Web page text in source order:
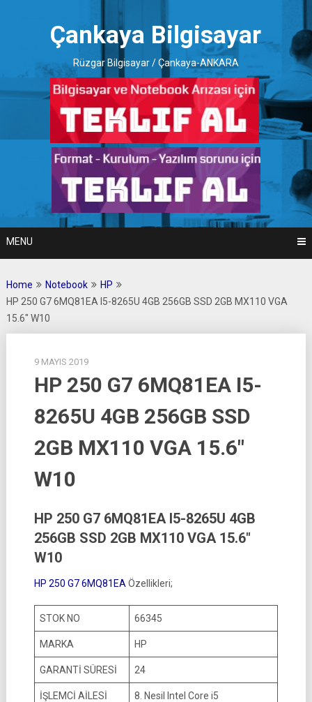
Çankaya Bilgisayar
Rüzgar Bilgisayar / Çankaya-ANKARA
MENU
Home Notebook
HP
HP 250 G7 6MQ81EA I5-8265U 4GB 256GB SSD 2GB MX110 VGA
15.6″ W10
9 MAYIS 2019
HP 250 G7 6MQ81EA I5-
8265U 4GB 256GB SSD
2GB MX110 VGA 15.6″
W10
HP 250 G7 6MQ81EA I5-8265U 4GB
256GB SSD 2GB MX110 VGA 15.6″
W10
HP 250 G7 6MQ81EA Özellikleri;
STOK NO 66345
MARKA HP
GARANTİ SÜRESİ 24
İŞLEMCİ AİLESİ 8. Nesil Intel Core i5